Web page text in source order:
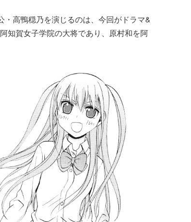
高鴨穏乃を演じるのは、今回がドラマ&
知賀女子学院の大将であり、原村和を阿